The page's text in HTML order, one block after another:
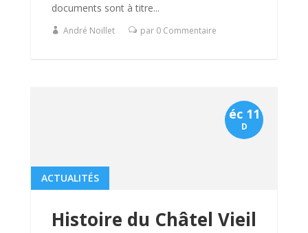
documents sont à titre...
André Noillet par 0 Commentaire
Histoire du Châtel Vieil
ACTUALITÉS
éc 11
D